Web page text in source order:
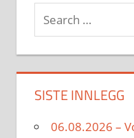
Search
for:
SISTE INNLEGG
06.08.2026 –